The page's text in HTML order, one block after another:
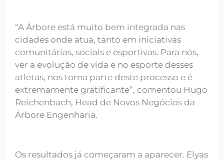
“A Árbore está muito bem integrada nas
cidades onde atua, tanto em iniciativas
comunitárias, sociais e esportivas. Para nós,
ver a evolução de vida e no esporte desses
atletas, nos torna parte deste processo e é
extremamente gratificante”, comentou Hugo
Reichenbach, Head de Novos Negócios da
Árbore Engenharia.
Os resultados já começaram a aparecer. Elyas